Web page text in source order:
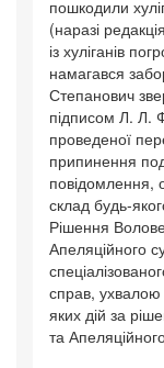
пошкодили
(наразі
із хуліганів
намагався
Степанович
підписом Л. Л.
проведеної
припинення
повідомлення,
склад будь-
Рішення
Апеляційного
справ, ухвалою
яких дій за
та